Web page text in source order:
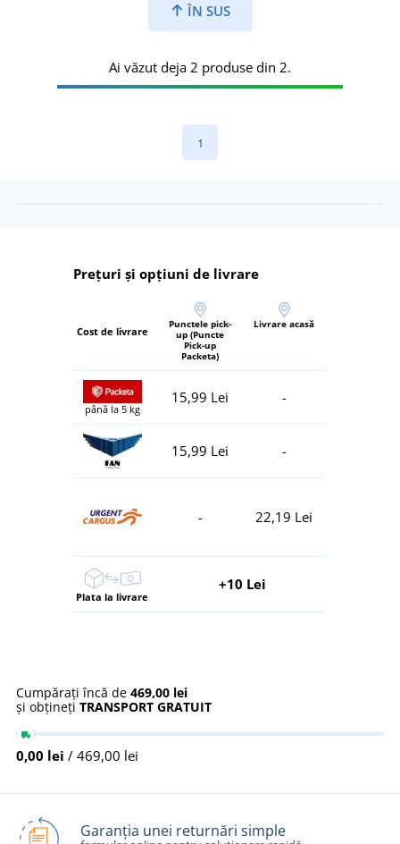
ÎN SUS
Ai văzut deja 2 produse din 2.
1
Prețuri și opțiuni de livrare
Cost de livrare
Punctele pick-
up (Puncte
Pick-up
Packeta)
Livrare acasă
până la 5 kg
15,99 Lei -
15,99 Lei -
- 22,19 Lei
Plata la livrare
+10 Lei
Cumpărați încă de 469,00 lei
și obțineți TRANSPORT GRATUIT
0,00 lei / 469,00 lei
Garanția unei returnări simple